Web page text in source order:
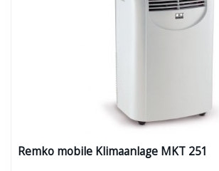
Remko mobile Klimaanlage MKT 251